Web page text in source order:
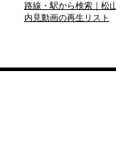
路線・駅から検索｜松
内見動画の再生リスト